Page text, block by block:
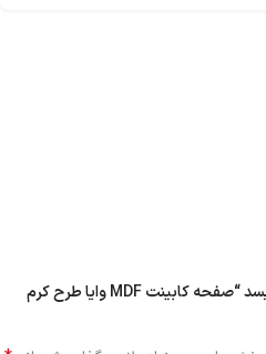
اولین کسی باشید که دیدگاهی می نویسد “صفحه کابینت MDF وایا طرح کرم